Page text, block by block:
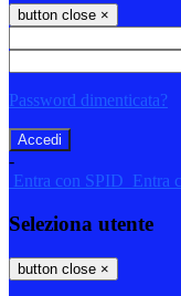
button close ×
Password dimenticata?
-
Entra con SPID Entra
Seleziona utente
button close ×